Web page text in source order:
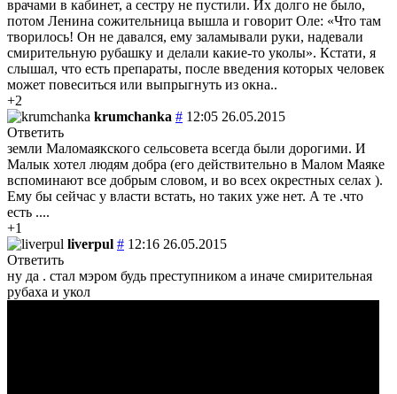
врачами в кабинет, а сестру не пустили. Их долго не было,
потом Ленина сожительница вышла и говорит Оле: «Что там
творилось! Он не давался, ему заламывали руки, надевали
смирительную рубашку и делали какие-то уколы». Кстати, я
слышал, что есть препараты, после введения которых человек
может повеситься или выпрыгнуть из окна..
+2
krumchanka # 12:05 26.05.2015
Ответить
земли Маломаякского сельсовета всегда были дорогими. И
Малык хотел людям добра (его действительно в Малом Маяке
вспоминают все добрым словом, и во всех окрестных селах ).
Ему бы сейчас у власти встать, но таких уже нет. А те .что
есть ....
+1
liverpul # 12:16 26.05.2015
Ответить
ну да . стал мэром будь преступником а иначе смирительная
рубаха и укол